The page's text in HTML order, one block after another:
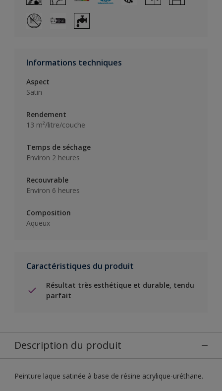
Informations techniques
Aspect
Satin
Rendement
13 m²/litre/couche
Temps de séchage
Environ 2 heures
Recouvrable
Environ 6 heures
Composition
Aqueux
Caractéristiques du produit
Résultat très esthétique et durable, tendu
parfait
Description du produit
Peinture laque satinée à base de résine acrylique-uréthane.